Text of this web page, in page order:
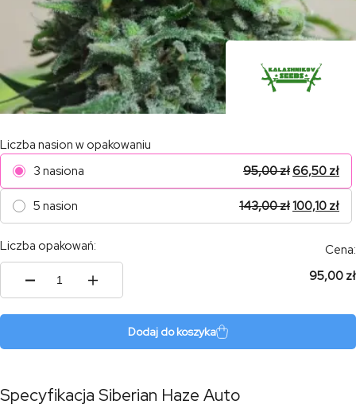
Liczba nasion w opakowaniu
3 nasiona
95,00zł66,50 zł
5 nasion 143,00zł100,10 zł
Liczba opakowań:
ilość
Cena:
95,00 zł
Dodaj do koszyka
Specyfikacja Siberian Haze Auto